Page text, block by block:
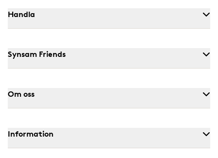
Handla
Synsam Friends
Om oss
Information